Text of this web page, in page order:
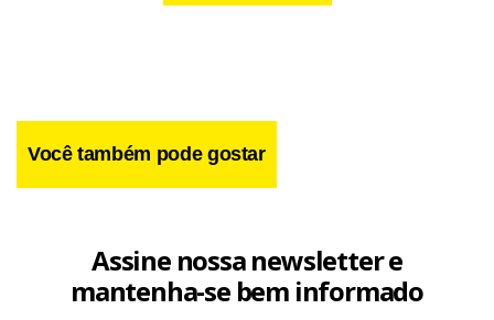
Você também pode gostar
Assine nossa newsletter e
mantenha-se bem informado